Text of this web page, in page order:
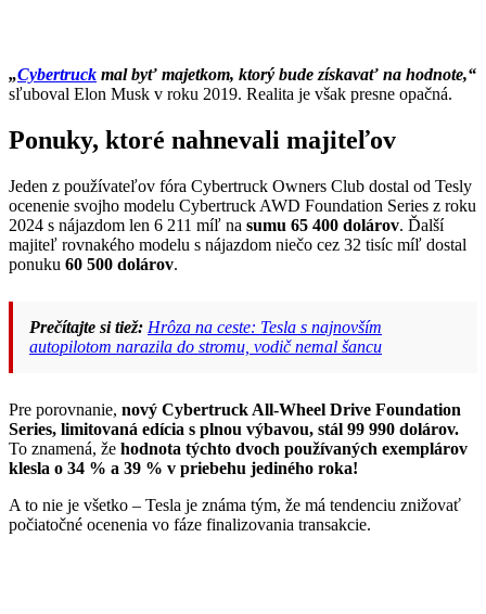
„Cybertruck mal byť majetkom, ktorý bude získavať na hodnote,“
sľuboval Elon Musk v roku 2019. Realita je však presne opačná.
Ponuky, ktoré nahnevali majiteľov
Jeden z používateľov fóra Cybertruck Owners Club dostal od Tesly
ocenenie svojho modelu Cybertruck AWD Foundation Series z roku
2024 s nájazdom len 6 211 míľ na sumu 65 400 dolárov. Ďalší
majiteľ rovnakého modelu s nájazdom niečo cez 32 tisíc míľ dostal
ponuku 60 500 dolárov.
Prečítajte si tiež: Hrôza na ceste: Tesla s najnovším
autopilotom narazila do stromu, vodič nemal šancu
Pre porovnanie, nový Cybertruck All-Wheel Drive Foundation
Series, limitovaná edícia s plnou výbavou, stál 99 990 dolárov.
To znamená, že hodnota týchto dvoch používaných exemplárov
klesla o 34 % a 39 % v priebehu jediného roka!
A to nie je všetko – Tesla je známa tým, že má tendenciu znižovať
počiatočné ocenenia vo fáze finalizovania transakcie.